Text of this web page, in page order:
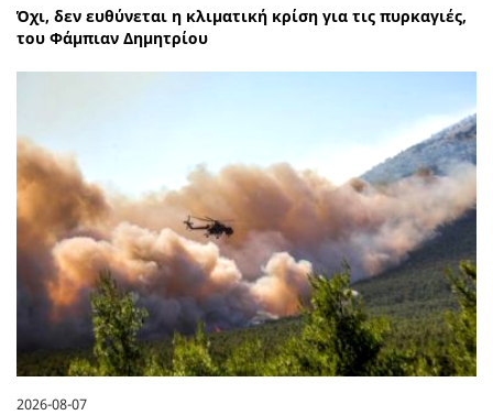
Όχι, δεν ευθύνεται η κλιματική κρίση για τις πυρκαγιές,
του Φάμπιαν Δημητρίου
2026-08-07